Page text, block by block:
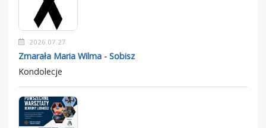
2026.07.27
Zmarała Maria Wilma - Sobisz
Kondolecje